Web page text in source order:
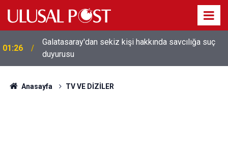
01:26
Galatasaray'dan sekiz kişi hakkında savcılığa suç
duyurusu
Anasayfa TV VE DİZİLER